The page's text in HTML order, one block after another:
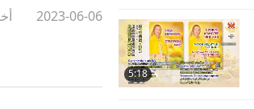
2023-06-06
5:18